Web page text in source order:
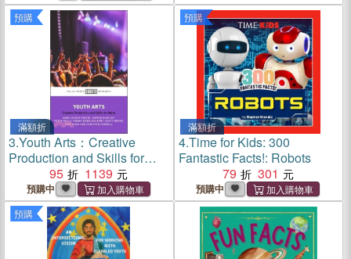
預購
滿額折
3.Youth Arts：Creative
Production and Skills for
95 1139
預購中
預購
滿額折
4.Time for Kids: 300
Fantastic Facts!: Robots
79
301
預購中
預購